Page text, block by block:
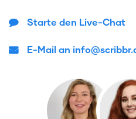
Starte den Live-Chat
E-Mail an